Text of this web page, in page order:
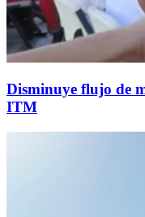
Disminuye flujo de
ITM